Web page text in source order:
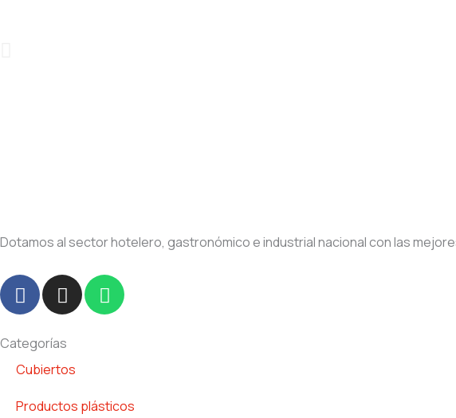
Dotamos al sector hotelero, gastronómico e industrial nacional con las
F
a
c
e
b
o
o
I
n
s
t
a
g
r
W
h
a
p
Categorías
Cubiertos
Productos plásticos